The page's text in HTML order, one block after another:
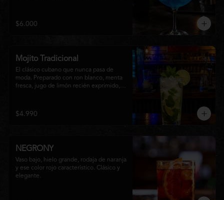
final fresco, ideal para cualquier ocasión.
$6.000
Mojito Tradicional
El clásico cubano que nunca pasa de
moda. Preparado con ron blanco, menta
fresca, jugo de limón recién exprimido,
aromático y perfectamente equilibrado,
ideal para disfrutar en cualquier ocasión.
$4.990
NEGRONY
Vaso bajo, hielo grande, rodaja de naranja
y ese color rojo característico. Clásico y
elegante.